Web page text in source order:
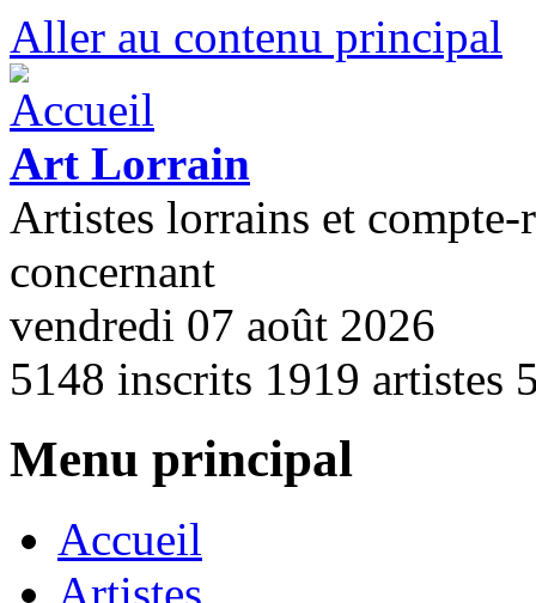
Aller au contenu principal
Art Lorrain
Artistes lorrains et compte-
concernant
vendredi 07 août 2026
5148 inscrits 1919 artistes
Menu principal
Accueil
Artistes